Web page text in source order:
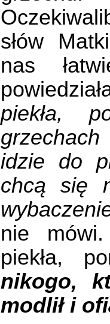
słów
nas
piekła,
grzechach
idzie do
chcą się
nie
piekła,
nikogo,
modlił i